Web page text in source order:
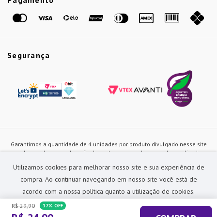
Utilizamos cookies para melhorar nosso site e sua experiência de
compra. Ao continuar navegando em nosso site você está de
acordo com a nossa política quanto a utilização de cookies.
R$ 29,90 17% OFF
Segurança
Garantimos a quantidade de 4 unidades por produto divulgado nesse site
ou de acordo com a duração dos estoques, sendo as vendas realizadas
alterados a qualquer instante sem prévia comunicação e são exclusivos
para a loja virtual, não restando nenhuma obrigação de prática similar nas
lojas físicas da rede Preçolandia. Todas as imagens dos produtos são
meramente ilustrativas.
Preçolandia Comercial Ltda CNPJ: 62.270.186/0011-28